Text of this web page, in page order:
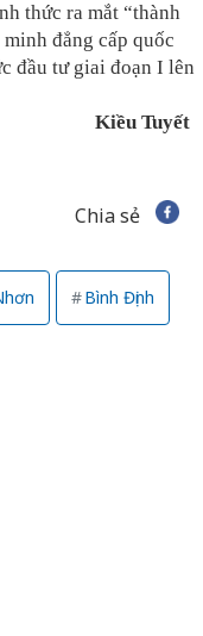
thức ra mắt “thành
đẳng cấp quốc
đầu tư giai đoạn I lên
Kiều Tuyết
Chia sẻ
Bình Định